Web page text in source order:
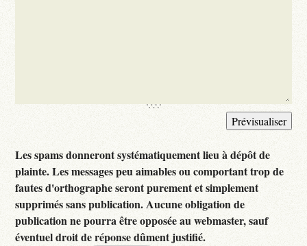
Les spams donneront systématiquement lieu à dépôt de
plainte. Les messages peu aimables ou comportant trop de
fautes d'orthographe seront purement et simplement
supprimés sans publication. Aucune obligation de
publication ne pourra être opposée au webmaster, sauf
éventuel droit de réponse dûment justifié.